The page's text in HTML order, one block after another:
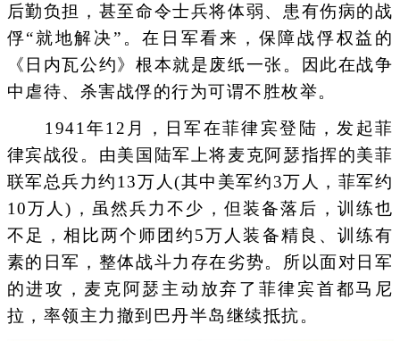
后勤负担，甚至命令士兵将体弱、患有伤病的战
俘“就地解决”。在日军看来，保障战俘权益的
《日内瓦公约》根本就是废纸一张。因此在战争
中虐待、杀害战俘的行为可谓不胜枚举。
1941年12月，日军在菲律宾登陆，发起菲
律宾战役。由美国陆军上将麦克阿瑟指挥的美菲
联军总兵力约13万人(其中美军约3万人，菲军约
10万人)，虽然兵力不少，但装备落后，训练也
不足，相比两个师团约5万人装备精良、训练有
素的日军，整体战斗力存在劣势。所以面对日军
的进攻，麦克阿瑟主动放弃了菲律宾首都马尼
拉，率领主力撤到巴丹半岛继续抵抗。